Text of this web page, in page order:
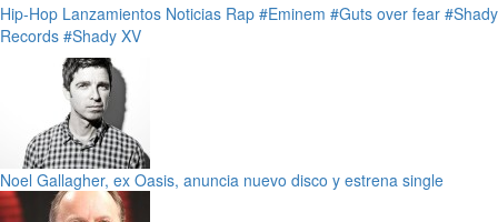
Hip-Hop Lanzamientos Noticias Rap #Eminem #Guts over fear #Shady
Records #Shady XV
Noel Gallagher, ex Oasis, anuncia nuevo disco y estrena single